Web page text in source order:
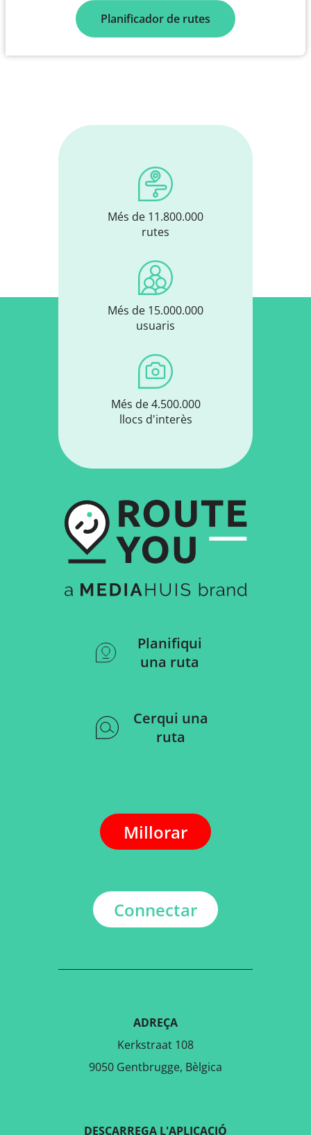
Planificador de rutes
Més de 11.800.000
rutes
Més de 15.000.000
usuaris
Més de 4.500.000
llocs d'interès
Planifiqui
una ruta
Cerqui una
ruta
Millorar
Connectar
ADREÇA
Kerkstraat 108
9050 Gentbrugge, Bèlgica
DESCARREGA L'APLICACIÓ